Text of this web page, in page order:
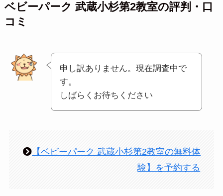
ベビーパーク 武蔵小杉第2教室の評判・口
コミ
申し訳ありません。現在調査中で
す。
しばらくお待ちください
【ベビーパーク 武蔵小杉第2教室の無料体
験】を予約する